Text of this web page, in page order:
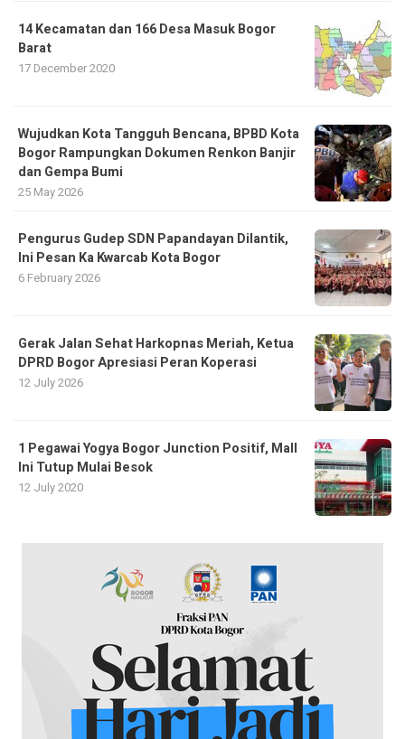
14 Kecamatan dan 166 Desa Masuk Bogor
Barat
17 December 2020
​Wujudkan Kota Tangguh Bencana, BPBD Kota
Bogor Rampungkan Dokumen Renkon Banjir
dan Gempa Bumi
25 May 2026
Pengurus Gudep SDN Papandayan Dilantik,
Ini Pesan Ka Kwarcab Kota Bogor
6 February 2026
Gerak Jalan Sehat Harkopnas Meriah, Ketua
DPRD Bogor Apresiasi Peran Koperasi
12 July 2026
1 Pegawai Yogya Bogor Junction Positif, Mall
Ini Tutup Mulai Besok
12 July 2020